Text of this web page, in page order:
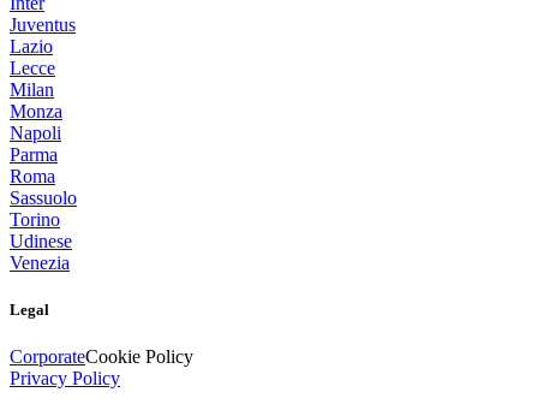
Juventus
Lazio
Lecce
Milan
Monza
Napoli
Parma
Roma
Sassuolo
Torino
Udinese
Venezia
Legal
CorporateCookie Policy
Privacy Policy